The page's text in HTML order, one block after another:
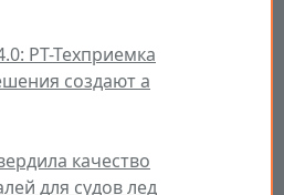
РТ-Техприемка
создают а
качество
для судов лед